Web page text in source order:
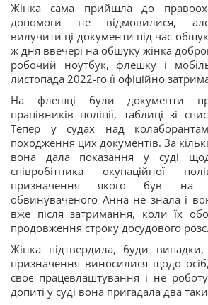
Жінка сама прийшла до
допомоги не відмовилися,
вилучити ці документи під час
ж дня ввечері на обшуку жінка
робочий ноутбук, флешку і
листопада 2022-го її офіційно
На флешці були документи
працівників поліції, таблиці зі
Тепер у судах над
походження цих документів. За
вона дала показання у суді
співробітника окупаційної
призначення якого був на
обвинуваченого Анна не знала і
вже після затримання, коли їх
продовження строку досудового
Жінка підтвердила, буди
призначення виносилися щодо
своє працевлаштування і не
допиті у суді вона пригадала два